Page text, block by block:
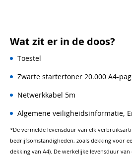
Wat zit er in de doos?
Toestel
Zwarte startertoner 20.000 A4-
Netwerkkabel 5m
Algemene veiligheidsinformatie,
*De vermelde levensduur van elk
bedrijfsomstandigheden, zoals dekking voor
dekking van A4). De werkelijke levensduur